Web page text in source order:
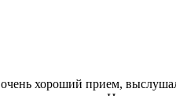
хороший прием,